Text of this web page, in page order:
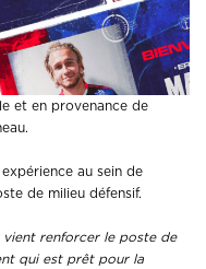
et en provenance de
au sein de
de milieu défensif.
vient renforcer le poste de
qui est prêt pour la